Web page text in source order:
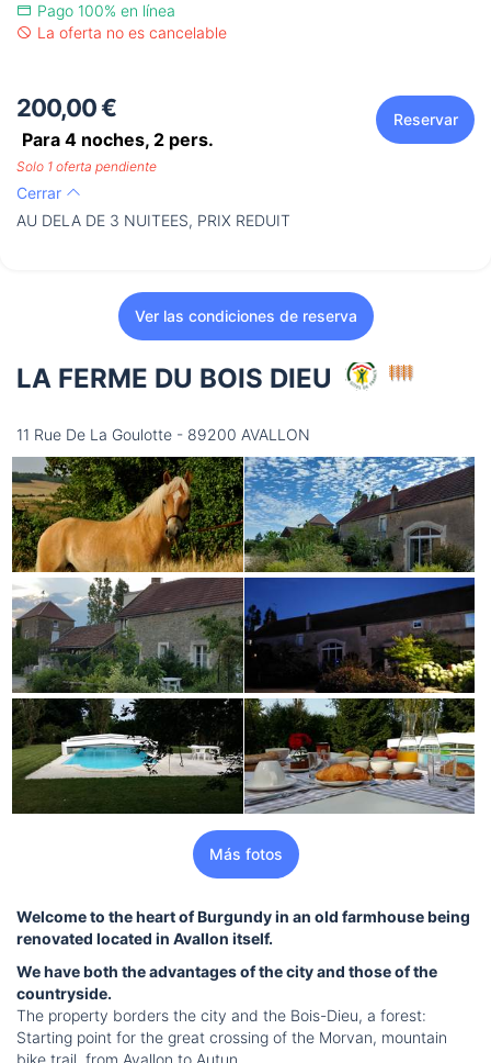
Pago 100% en línea
La oferta no es cancelable
200,00 €
Para 4 noches, 2 pers.
Reservar
Solo 1 oferta pendiente
Cerrar
AU DELA DE 3 NUITEES, PRIX REDUIT
Ver las condiciones de reserva
LA FERME DU BOIS DIEU
11 Rue De La Goulotte - 89200 AVALLON
Más fotos
Welcome to the heart of Burgundy in an old farmhouse being
renovated located in Avallon itself.
We have both the advantages of the city and those of the
countryside.
The property borders the city and the Bois-Dieu, a forest:
Starting point for the great crossing of the Morvan, mountain
bike trail, from Avallon to Autun.